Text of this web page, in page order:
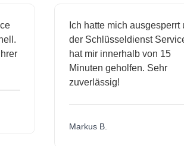
Ich hatte mich ausgesperrt und
der Schlüsseldienst Service
hat mir innerhalb von 15
Minuten geholfen. Sehr
zuverlässig!
Markus B.